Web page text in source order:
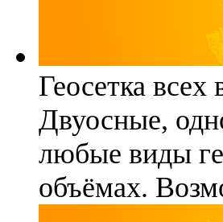
Геосетка всех
Двуосные,
любые виды
объёмах.